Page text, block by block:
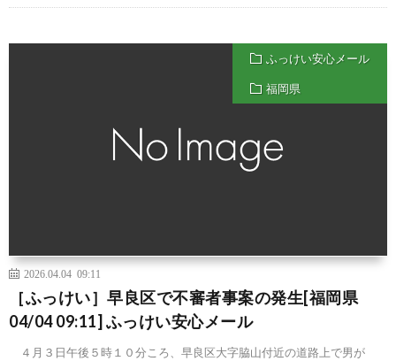
ふっけい安心メール
福岡県
2026.04.04 09:11
［ふっけい］早良区で不審者事案の発生[福岡県
04/04 09:11] ふっけい安心メール
４月３日午後５時１０分ころ、早良区大字脇山付近の道路上で男が